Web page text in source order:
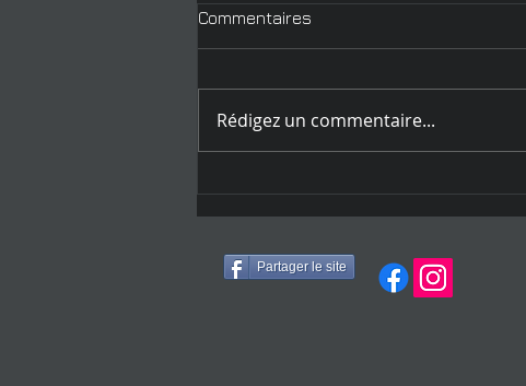
Commentaires
Rédigez un commentaire...
Partager le site